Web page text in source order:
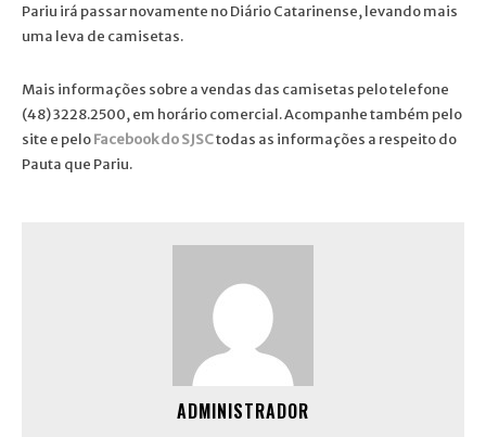
Pariu irá passar novamente no Diário Catarinense, levando mais
uma leva de camisetas.
Mais informações sobre a vendas das camisetas pelo telefone
(48) 3228.2500, em horário comercial. Acompanhe também pelo
site e peloFacebook do SJSCtodas as informações a respeito do
Pauta que Pariu.
ADMINISTRADOR